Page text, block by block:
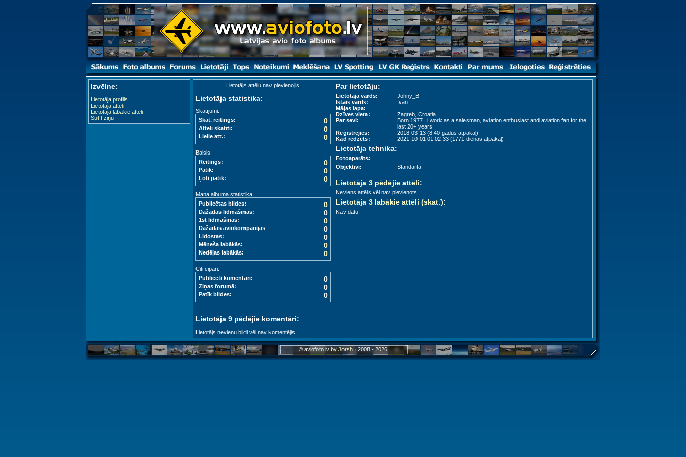
Izvēlne:
Lietotāja profils
Lietotāja attēli
Lietotāja labākie attēli
Sūtīt ziņu
Lietotājs attēlu nav pievienojis. Par lietotāju:
Lietotāja vārds:
Johny_B
Īstais vārds:
Ivan .
Mājas lapa:
Dzīves vieta:
Zagreb, Croatia
Par sevi:
Born 1977., i work as a salesman, aviation enthusiast and aviation fan for the
last 20+ years
Reģistrējies:
2018-03-13 (8.40 gadus atpakaļ)
Kad redzēts:
2021-10-01 01:02:33 (1771 dienas atpakaļ)
Lietotāja tehnika:
Fotoaparāts:
Objektīvi:
Standarta
Lietotāja 3 pēdējie attēli:
Neviens attēls vēl nav pievienots.
Lietotāja 3 labākie attēli (skat.):
Nav datu.
Lietotāja statistika:
Skatījumi:
Skat. reitings:
0
Attēli skatīti: 0
Lielie att.: 0
Balsis:
Reitings:
0
Patīk: 0
Ļoti patīk: 0
Mana albuma statistika:
Publicētas bildes:
0
Dažādas lidmašīnas: 0
1st lidmašīnas: 0
Dažādas aviokompānijas: 0
Lidostas: 0
Mēneša labākās: 0
Nedēļas labākās: 0
Citi cipari:
Publicēti komentāri:
0
Ziņas forumā: 0
Patīk bildes: 0
Lietotāja 9 pēdējie komentāri:
Lietotājs nevienu bildi vēl nav komentējis.
© aviofoto.lv byJorsh · 2008 - 2026